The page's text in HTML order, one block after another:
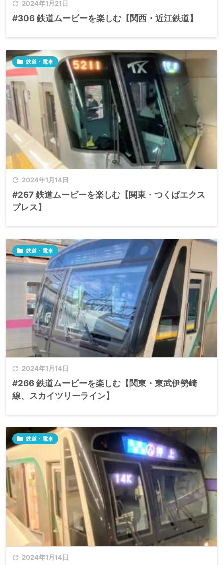
 2024年1月21日
#306 鉄道ムービーを楽しむ【関西・近江鉄道】
 2024年1月14日
 鉄道・電車
#267 鉄道ムービーを楽しむ【関東・つくばエクス
プレス】
 2024年1月14日
 鉄道・電車
#266 鉄道ムービーを楽しむ【関東・東武伊勢崎
線、スカイツリーライン】
 2024年1月14日
 鉄道・電車